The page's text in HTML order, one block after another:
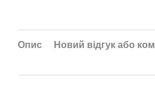
Опис Новий відгук або